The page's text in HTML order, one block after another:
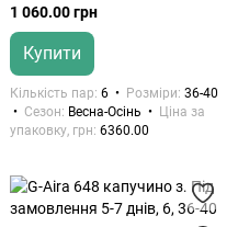
1 060.00 грн
Купити
Кількість пар 6 Розміри 36-40
Сезон
Весна-Осінь
Ціна за
упаковку, грн 6360.00